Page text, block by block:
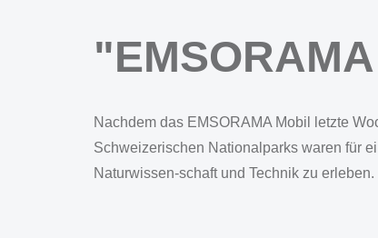
Nachdem das EMSORAMA Mobil letzte
Schweizerischen Nationalparks waren für
Naturwissen-schaft und Technik zu erleben.